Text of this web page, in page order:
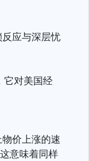
应与深层忧
它对美国经
价上涨的速
意味着同样